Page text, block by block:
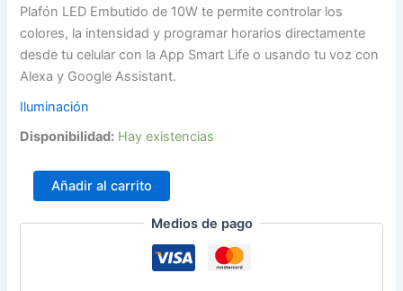
Plafón LED Embutido de 10W te permite controlar los
colores, la intensidad y programar horarios directamente
desde tu celular con la App Smart Life o usando tu voz con
Alexa y Google Assistant.
Iluminación
Disponibilidad: Hay existencias
Añadir al carrito
Medios de pago